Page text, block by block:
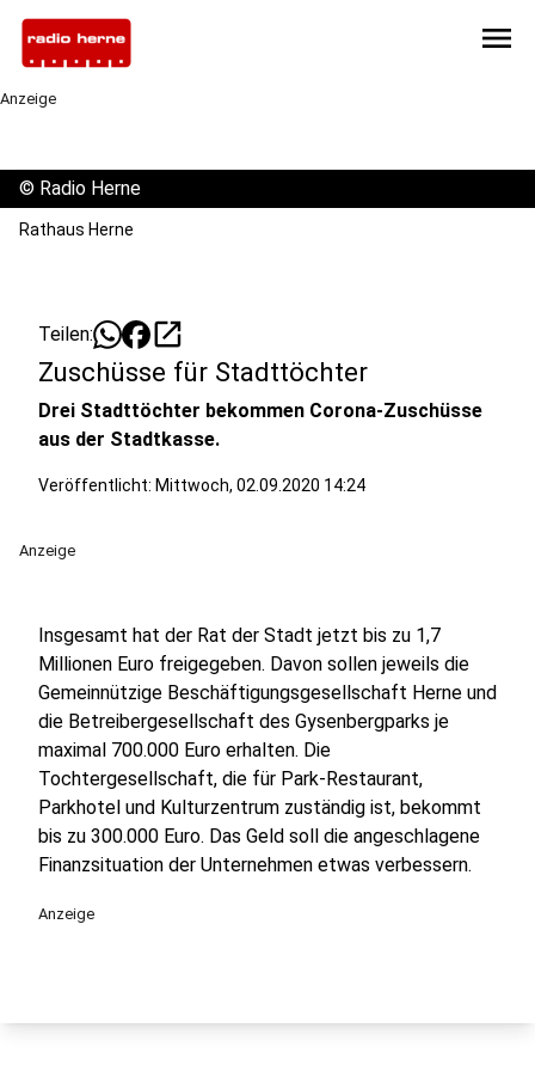
menu
Anzeige
© Radio Herne
Rathaus Herne
Teilen: open_in_new
Zuschüsse für Stadttöchter
Drei Stadttöchter bekommen Corona-Zuschüsse
aus der Stadtkasse.
Veröffentlicht: Mittwoch, 02.09.2020 14:24
Anzeige
Insgesamt hat der Rat der Stadt jetzt bis zu 1,7
Millionen Euro freigegeben. Davon sollen jeweils die
Gemeinnützige Beschäftigungsgesellschaft Herne und
die Betreibergesellschaft des Gysenbergparks je
maximal 700.000 Euro erhalten. Die
Tochtergesellschaft, die für Park-Restaurant,
Parkhotel und Kulturzentrum zuständig ist, bekommt
bis zu 300.000 Euro. Das Geld soll die angeschlagene
Finanzsituation der Unternehmen etwas verbessern.
Anzeige